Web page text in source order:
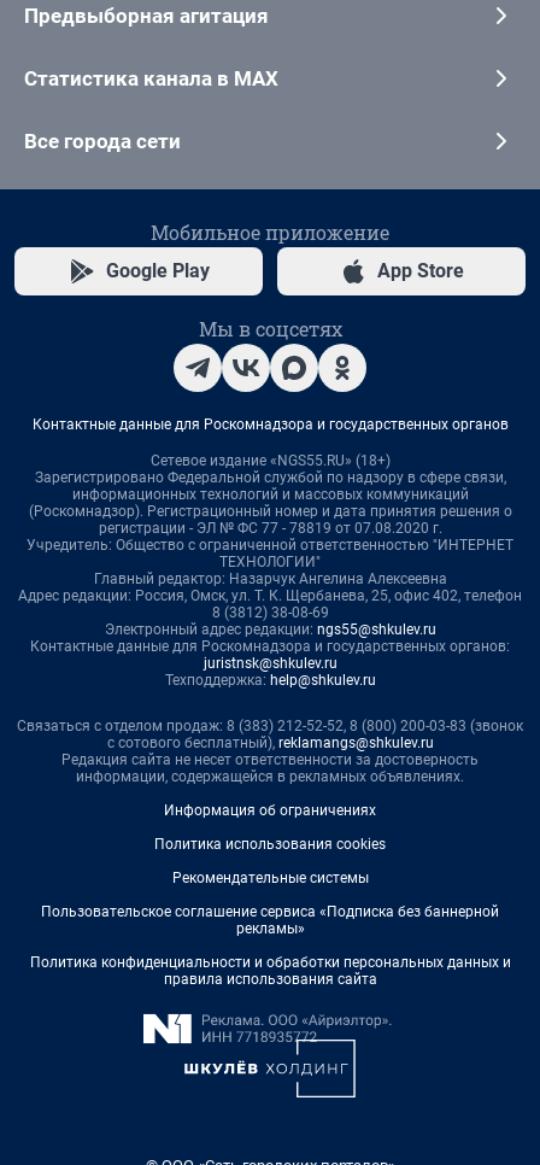
Предвыборная агитация
Статистика канала в MAX
Все города сети
Мобильное приложение
Google Play App Store
Мы в соцсетях
Контактные данные для Роскомнадзора и государственных органов
Сетевое издание «NGS55.RU» (18+)
Зарегистрировано Федеральной службой по надзору в сфере связи,
информационных технологий и массовых коммуникаций
(Роскомнадзор). Регистрационный номер и дата принятия решения о
регистрации - ЭЛ № ФС 77 - 78819 от 07.08.2020 г.
Учредитель: Общество с ограниченной ответственностью "ИНТЕРНЕТ
ТЕХНОЛОГИИ"
Главный редактор: Назарчук Ангелина Алексеевна
Адрес редакции: Россия, Омск, ул. Т. К. Щербанева, 25, офис 402, телефон
8 (3812) 38-08-69
Электронный адрес редакции: ngs55@shkulev.ru
Контактные данные для Роскомнадзора и государственных органов:
juristnsk@shkulev.ru
Техподдержка: help@shkulev.ru
Связаться с отделом продаж: 8 (383) 212-52-52, 8 (800) 200-03-83 (звонок
с сотового бесплатный), reklamangs@shkulev.ru
Редакция сайта не несет ответственности за достоверность
информации, содержащейся в рекламных объявлениях.
Информация об ограничениях
Политика использования cookies
Рекомендательные системы
Пользовательское соглашение сервиса «Подписка без баннерной
рекламы»
Политика конфиденциальности и обработки персональных данных и
правила использования сайта